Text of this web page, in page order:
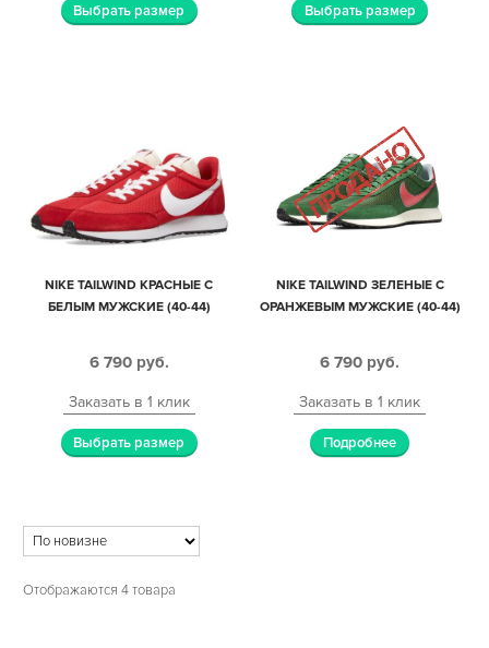
Выбрать размер Выбрать размер
NIKE TAILWIND КРАСНЫЕ С
БЕЛЫМ МУЖСКИЕ (40-44)
6 790 руб.
Заказать в 1 клик
Выбрать размер
NIKE TAILWIND ЗЕЛЕНЫЕ С
ОРАНЖЕВЫМ МУЖСКИЕ (40-44)
6 790 руб.
Заказать в 1 клик
Подробнее
Отображаются 4 товара